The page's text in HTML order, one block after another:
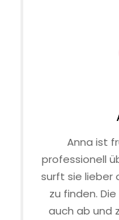
Anna ist
professionell
surft sie lieber
zu finden.
auch ab und